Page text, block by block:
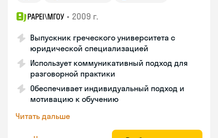
PAPEI\MГОУ • 2009 г.
Выпускник греческого университета с
юридической специализацией
Использует коммуникативный подход для
разговорной практики
Обеспечивает индивидуальный подход и
мотивацию к обучению
Читать дальше